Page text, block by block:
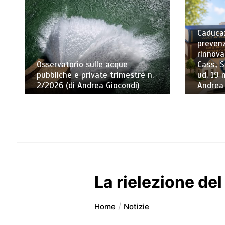
Osservatorio sulle acque
pubbliche e private trimestre n.
2/2026 (di Andrea Giocondi)
Cass.,
ud. 19
La rielezione
Home Notizie